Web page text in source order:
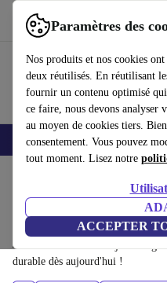
Paramètres des
Nos produits et nos cookies
deux réutilisés. En réutilisant
fournir un contenu optimisé
ce faire, nous devons analyser
au moyen de cookies tiers.
consentement. Vous pouvez
tout moment. Lisez notre
ACCEPTER
Utilisez refurbed rapidement et
Smartphones Laptops
iPhones:
iPhones certifiés reconditionnés à
40 %. Retours sous 30 jours et
durable dès aujourd'hui !